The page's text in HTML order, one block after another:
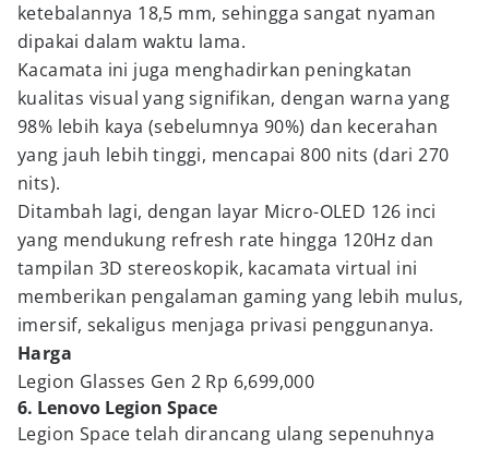
ketebalannya 18,5 mm, sehingga sangat nyaman
dipakai dalam waktu lama.
Kacamata ini juga menghadirkan peningkatan
kualitas visual yang signifikan, dengan warna yang
98% lebih kaya (sebelumnya 90%) dan kecerahan
yang jauh lebih tinggi, mencapai 800 nits (dari 270
nits).
Ditambah lagi, dengan layar Micro-OLED 126 inci
yang mendukung refresh rate hingga 120Hz dan
tampilan 3D stereoskopik, kacamata virtual ini
memberikan pengalaman gaming yang lebih mulus,
imersif, sekaligus menjaga privasi penggunanya.
Harga
Legion Glasses Gen 2 Rp 6,699,000
6. Lenovo Legion Space
Legion Space telah dirancang ulang sepenuhnya